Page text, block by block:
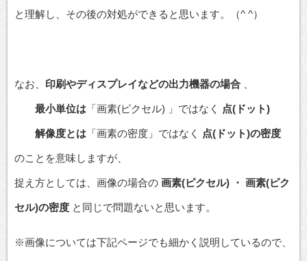
と理解し、その後の対処ができると思います。（^ ^）
なお、 印刷やディスプレイなどの出力機器の場合
最小単位は 「画素(ピクセル) 」ではなく 点(ドット)
解像度とは 「画素の密度」ではなく 点(ドット)の密度
のことを意味しますが、
捉え方としては、画像の場合の 画素(ピクセル) ・ 画素(ピク
セル)の密度 と同じで問題ないと思います。
※画像については下記ページでも細かく説明しているので、